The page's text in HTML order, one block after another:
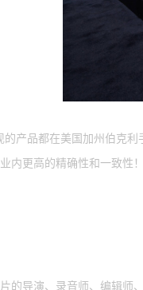
的产品都在美国加州伯克
内更高的精确性和一致
的导演、录音师、编辑师